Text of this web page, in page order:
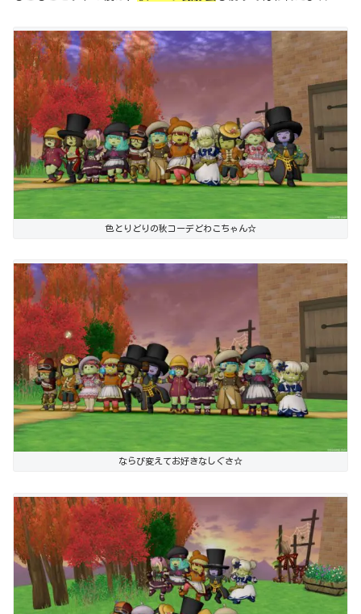
色とりどりの秋コーデどわこちゃん☆
ならび変えてお好きなしぐさ☆